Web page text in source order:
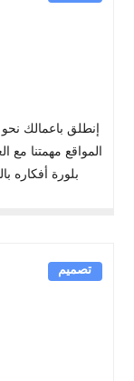
إنطلق باعمالك
المواقع مهمتنا
بلورة أفكاره
تصميم